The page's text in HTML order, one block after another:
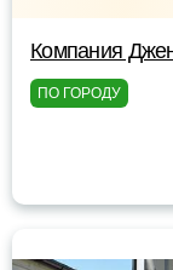
Компания
ПО ГОРОДУ